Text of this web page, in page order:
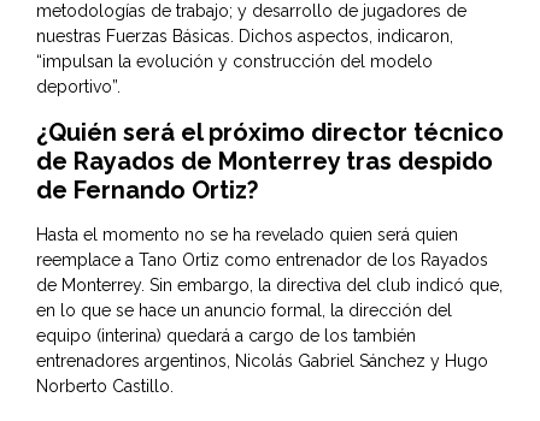
metodologías de trabajo; y desarrollo de jugadores de
nuestras Fuerzas Básicas. Dichos aspectos, indicaron,
“impulsan la evolución y construcción del modelo
deportivo”.
¿Quién será el próximo director técnico
de Rayados de Monterrey tras despido
de Fernando Ortiz?
Hasta el momento no se ha revelado quien será quien
reemplace a Tano Ortiz como entrenador de los Rayados
de Monterrey. Sin embargo, la directiva del club indicó que,
en lo que se hace un anuncio formal, la dirección del
equipo (interina) quedará a cargo de los también
entrenadores argentinos, Nicolás Gabriel Sánchez y Hugo
Norberto Castillo.